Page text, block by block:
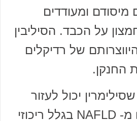
ומעודדים
על הכבד. הסיליבין
של רדיקלים
החנקן.
יכול לעזור
לאנשים הסובלים מ- NAFLD בגלל ריכוזי